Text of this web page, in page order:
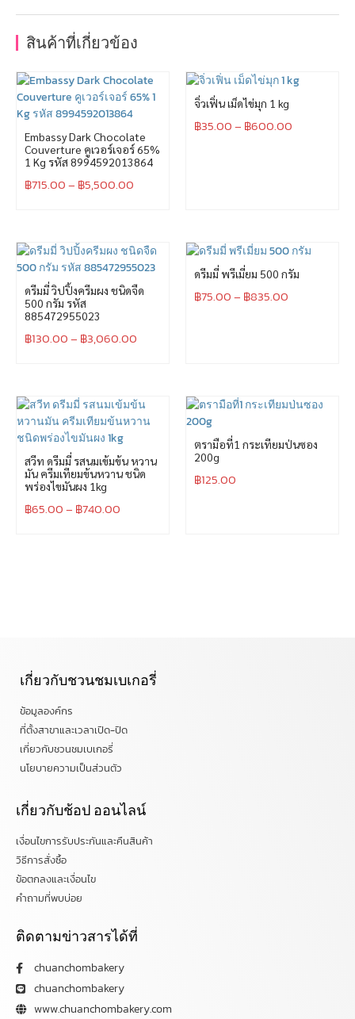
สินค้าที่เกี่ยวข้อง
Embassy Dark Chocolate
Couverture คูเวอร์เจอร์ 65%
1 Kg รหัส 8994592013864
฿715.00– ฿5,500.00
จิ่วเฟิ่น เม็ดไข่มุก 1 kg
฿35.00– ฿600.00
ดรีมมี่ วิปปิ้งครีมผง ชนิดจืด
500 กรัม รหัส
885472955023
฿130.00– ฿3,060.00
ดรีมมี่ พรีเมี่ยม 500 กรัม
฿75.00– ฿835.00
สวีท ดรีมมี่ รสนมเข้มข้น หวาน
มัน ครีมเทียมข้นหวาน ชนิด
พร่องไขมันผง 1kg
฿65.00– ฿740.00
ตรามือที่1 กระเทียมป่นซอง
200g
฿125.00
เกี่ยวกับชวนชมเบเกอรี่
ข้อมูลองค์กร
ที่ตั้งสาขาและเวลาเปิด-ปิด
เกี่ยวกับชวนชมเบเกอรี่
นโยบายความเป็นส่วนตัว
เกี่ยวกับช้อป ออนไลน์
เงื่อนไขการรับประกันและคืนสินค้า
วิธีการสั่งซื้อ
ข้อตกลงและเงื่อนไข
คำถามที่พบบ่อย
ติดตามข่าวสารได้ที่
chuanchombakery
chuanchombakery
www.chuanchombakery.com